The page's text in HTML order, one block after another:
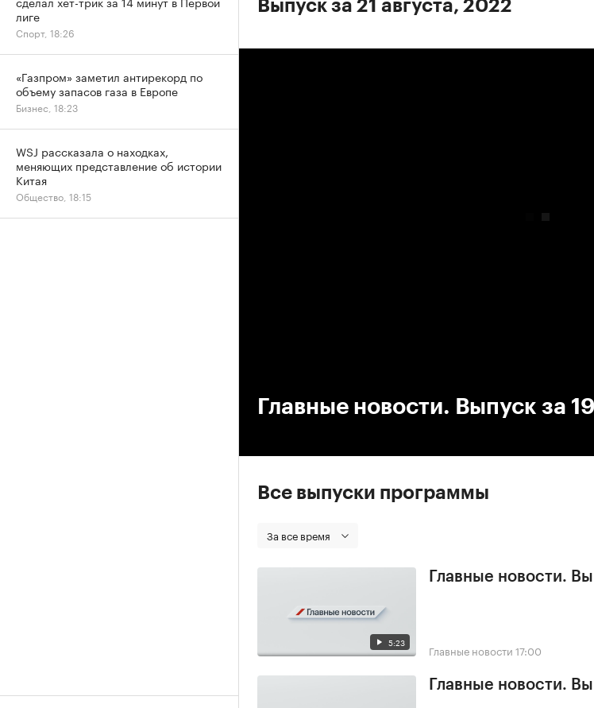
Выпуск за 21 августа, 2022
Главные новости. Выпуск за
Все выпуски программы
За все время
5:23
Главные новости.
Главные новости 17:00
Главные новости.
лиге
Спорт, 18:26
«Газпром» заметил антирекорд по
объему запасов газа в Европе
Бизнес, 18:23
WSJ рассказала о находках,
меняющих представление об истории
Китая
Общество, 18:15